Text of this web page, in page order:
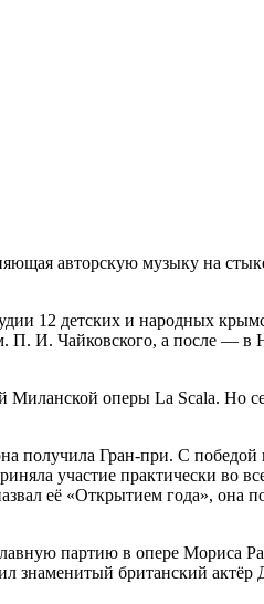
авторскую музыку на
12 детских и народных
П. И. Чайковского, а после — в
Миланской оперы La Scala. Но
получила Гран-при. С
участие практически во
её «Открытием года», она
партию в опере Мориса
знаменитый британский актёр